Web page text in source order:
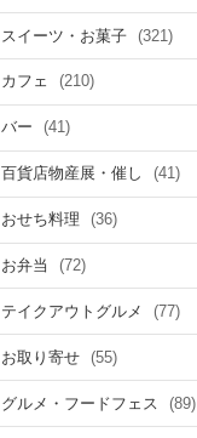
スイーツ・お菓子 (321)
カフェ (210)
バー (41)
百貨店物産展・催し (41)
おせち料理 (36)
お弁当 (72)
テイクアウトグルメ (77)
お取り寄せ (55)
グルメ・フードフェス (89)